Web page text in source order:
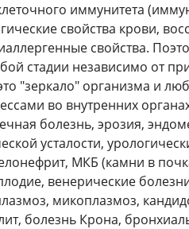
иммунитета
свойства крови,
свойства.
стадии независимо от
"зеркало" организма и
во внутренних
болезнь, эрозия,
усталости,
МКБ (камни в
венерические
микоплазмоз,
болезнь Крона,